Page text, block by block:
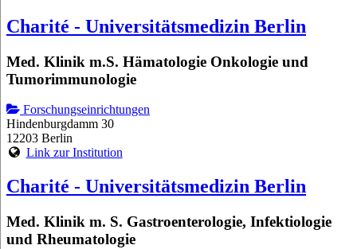
Charité - Universitätsmedizin Berlin
Med. Klinik m.S. Hämatologie Onkologie und
Tumorimmunologie
Forschungseinrichtungen
Hindenburgdamm 30
12203 Berlin
Link zur Institution
Charité - Universitätsmedizin Berlin
Med. Klinik m. S. Gastroenterologie, Infektiologie
und Rheumatologie